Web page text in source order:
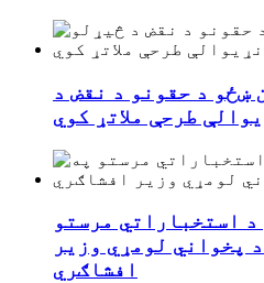
ښځو د حقونو د نقض د
طرحې ملاتړ کوي
استخباراتي مرستو
پخواني لومړي وزیر
افشاګري